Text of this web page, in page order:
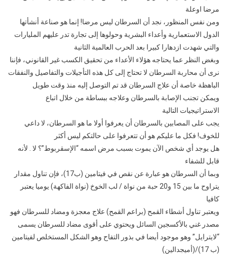
مرضا اوعلة
ومن نفس المنظور، نجد أن السرطان ليس مرضا! إنما هو صناعة أنشأتها
الدول الاستعمارية وأعداء البشرية وحولوها إلى تجارة تدر عليهم المليارات
والتي شهدت ازدهارا كبيرا بعد الحرب العالمية الثانية
وبغض النظر عما يحتاجه هؤلاء الأعداء من تحقيق الكسب غير القانوني، فإننا
نرى أن محاربة السرطان لا تحتاج إلى كل هذه التأجيلات والتفاصيل والنفقات
الباهظة خاصة أن علاج السرطان قد تم التوصل إليه منذ وقت طويل
ويمكن تجنب الإصابة بالسرطان وعلاجه ببساطة من خلال اتباع
الاستراتيجيات التالية
يجب على المصابين بالسرطان أن يعرفوا أولا ما هو السرطان، لا داعي
للخوف! فكل ما عليكم هو أن تتعرفوا على حالتكم ليس أكثر
هل يوجد أي شخص الآن يموت بسبب مرض اسمه “الإسقربوط”؟ لا . لأنه
قابل للشفاء
وبما أن السرطان هو عبارة عن نقص في فيتامين (ب17)، فإن تناول مقدار
يتراوح ما بين 15 و20 حبة من نواة / لب الخوخ (نواة الفاكهة) يوميا يعتبر
كافيا
ويعتبر تناول أشطاء القمح (براعم القمح) علاج معجزة ومضاد للسرطان فهو
مصدر غني بالأكسجين السائل ويحتوي على أقوى مضاد للسرطان يسمى
“لايترايل” وهو موجود أيضا في بذور التفاح وهو الشكل المستخلص لفيتامين
(ب 17)/(أميجدالين)